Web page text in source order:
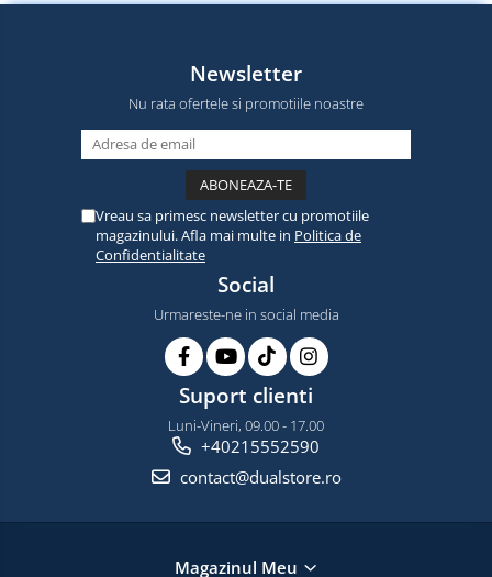
Newsletter
Nu rata ofertele si promotiile noastre
Vreau sa primesc newsletter cu promotiile
magazinului. Afla mai multe in Politica de
Confidentialitate
Social
Urmareste-ne in social media
Suport clienti
Luni-Vineri, 09.00 - 17.00
+40215552590
contact@dualstore.ro
Magazinul Meu